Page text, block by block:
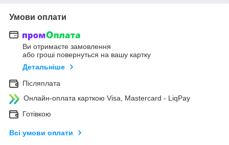
Умови оплати
Ви отримаєте замовлення
або гроші повернуться на вашу картку
Детальніше
Післяплата
Онлайн-оплата карткою Visa, Mastercard - LiqPay
Готівкою
Всі умови оплати